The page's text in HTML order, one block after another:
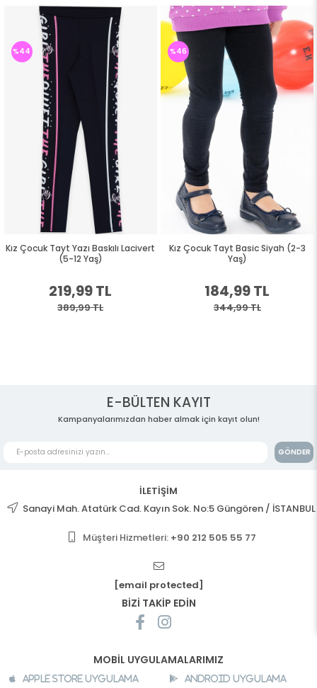
Kız Çocuk Tayt Yazı Baskılı Lacivert
(5-12 Yaş)
219,99 TL
389,99 TL
%44
Kız Çocuk Tayt Basic Siyah (2-3
Yaş)
184,99 TL
344,99 TL
%46
E-BÜLTEN KAYIT
Kampanyalarımızdan haber almak için kayıt olun!
GÖNDER
İLETİŞİM
Sanayi Mah. Atatürk Cad. Kayın Sok. No:5 Güngören / İSTANBUL
Müşteri Hizmetleri: +90 212 505 55 77
[email protected]
BİZİ TAKİP EDİN
MOBİL UYGULAMALARIMIZ
Apple Store Uygulama Android Uygulama